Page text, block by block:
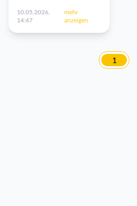
10.05.2026,
14:47
mehr
anzeigen
1